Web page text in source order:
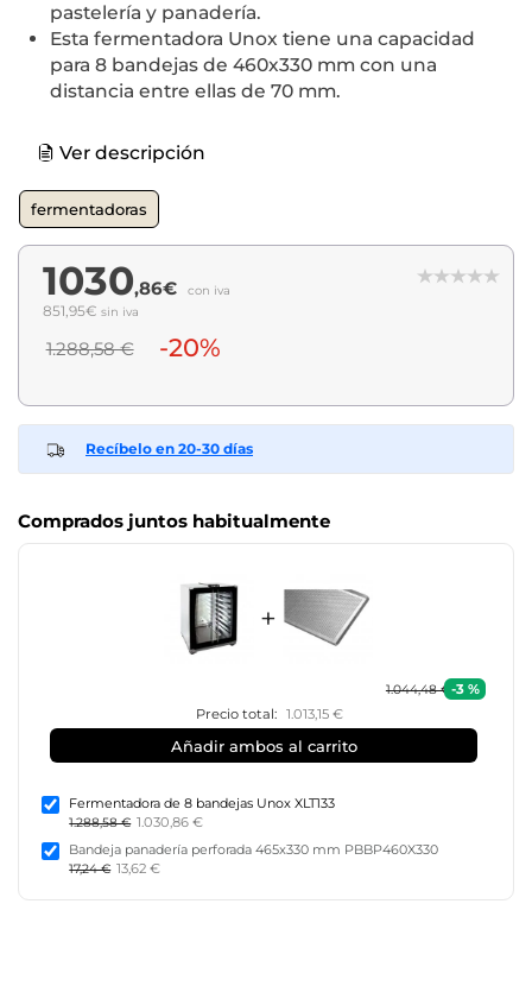
pastelería y panadería.
Esta fermentadora Unox tiene una capacidad
para 8 bandejas de 460x330 mm con una
distancia entre ellas de 70 mm.
Ver descripción
fermentadoras
1030,86€ con iva
851,95€ sin iva
1.288,58 € -20%
Recíbelo en 20-30 días
Comprados juntos habitualmente
+
1.044,48 € -3 %
Precio total:
1.013,15 €
Añadir ambos al carrito
Fermentadora de 8 bandejas Unox XLT133
1.288,58 € 1.030,86 €
Bandeja panadería perforada 465x330 mm PBBP460X330
17,24 € 13,62 €